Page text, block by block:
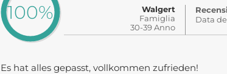
100%
Walgert
Famiglia
30-39 Anno
Data
Es hat alles gepasst, vollkommen zufrieden!